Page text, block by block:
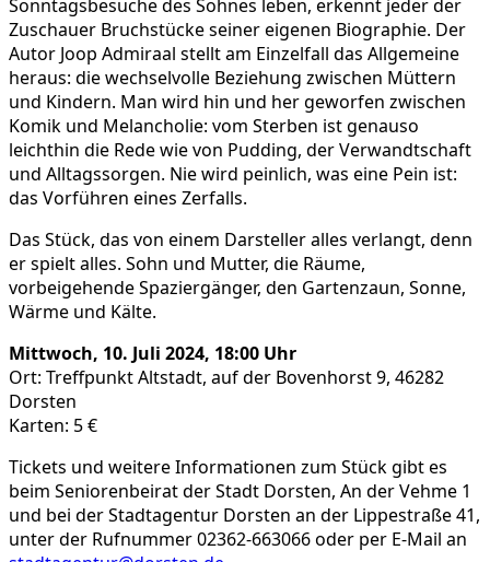
Sonntagsbesuche des Sohnes leben, erkennt jeder der
Zuschauer Bruchstücke seiner eigenen Biographie. Der
Autor Joop Admiraal stellt am Einzelfall das Allgemeine
heraus: die wechselvolle Beziehung zwischen Müttern
und Kindern. Man wird hin und her geworfen zwischen
Komik und Melancholie: vom Sterben ist genauso
leichthin die Rede wie von Pudding, der Verwandtschaft
und Alltagssorgen. Nie wird peinlich, was eine Pein ist:
das Vorführen eines Zerfalls.
Das Stück, das von einem Darsteller alles verlangt, denn
er spielt alles. Sohn und Mutter, die Räume,
vorbeigehende Spaziergänger, den Gartenzaun, Sonne,
Wärme und Kälte.
Mittwoch, 10. Juli 2024, 18:00 Uhr
Ort: Treffpunkt Altstadt, auf der Bovenhorst 9, 46282
Dorsten
Karten: 5 €
Tickets und weitere Informationen zum Stück gibt es
beim Seniorenbeirat der Stadt Dorsten, An der Vehme 1
und bei der Stadtagentur Dorsten an der Lippestraße 41,
unter der Rufnummer 02362-663066 oder per E-Mail an